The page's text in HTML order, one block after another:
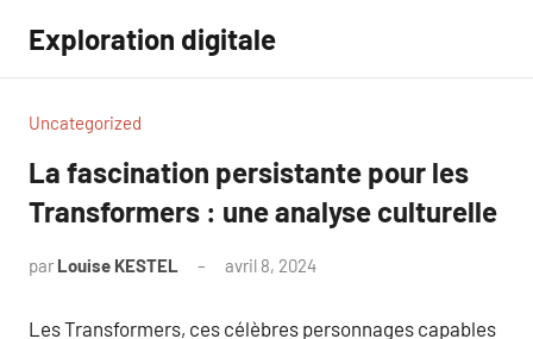
contenu
Exploration digitale
Uncategorized
La fascination persistante pour les
Transformers : une analyse culturelle
par Louise KESTEL avril 8, 2024
Les Transformers, ces célèbres personnages capables